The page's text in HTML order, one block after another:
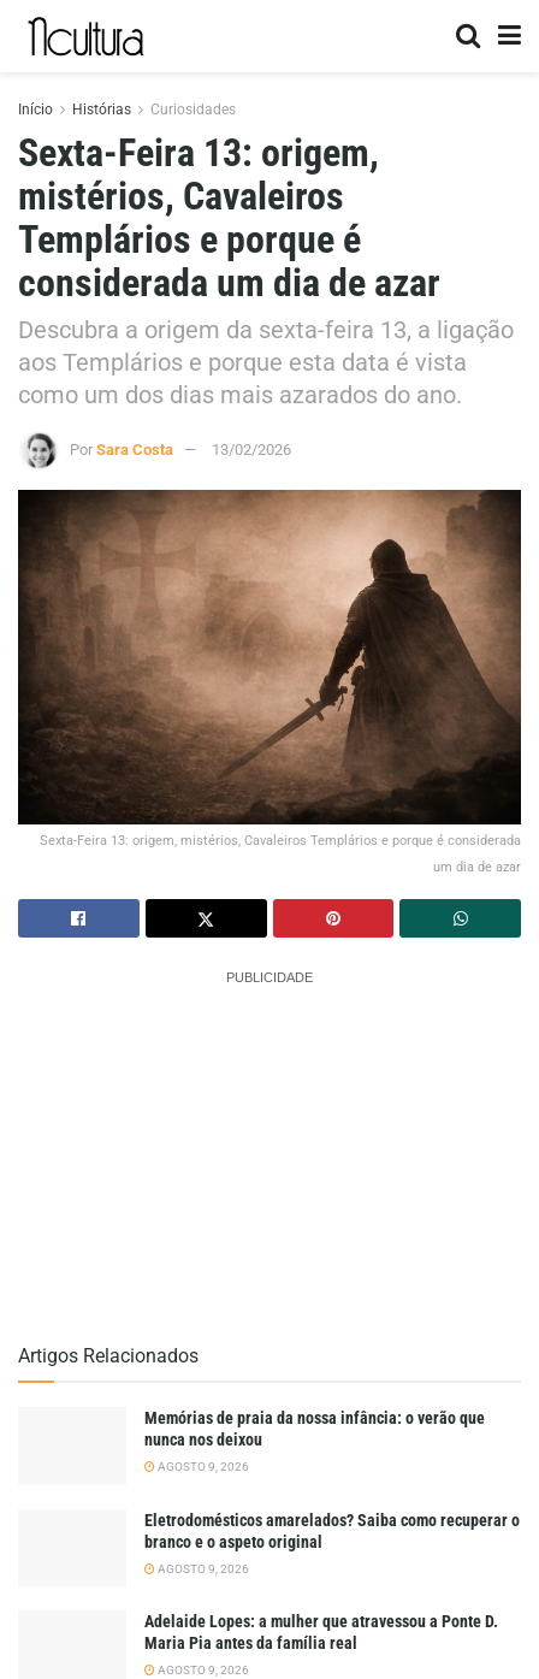
Início Histórias Curiosidades
Sexta-Feira 13: origem,
mistérios, Cavaleiros
Templários e porque é
considerada um dia de azar
Descubra a origem da sexta-feira 13, a ligação
aos Templários e porque esta data é vista
como um dos dias mais azarados do ano.
Por Sara Costa 13/02/2026
Sexta-Feira 13: origem, mistérios, Cavaleiros Templários e porque é considerada
um dia de azar
PUBLICIDADE
Artigos Relacionados
Memórias de praia da nossa infância: o verão que
nunca nos deixou
AGOSTO 9, 2026
Eletrodomésticos amarelados? Saiba como recuperar o
branco e o aspeto original
AGOSTO 9, 2026
Adelaide Lopes: a mulher que atravessou a Ponte D.
Maria Pia antes da família real
AGOSTO 9, 2026